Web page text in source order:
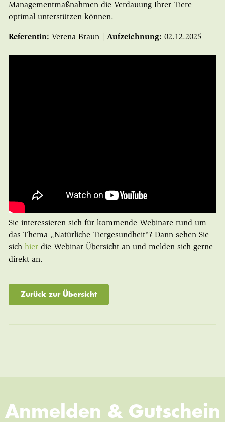
Managementmaßnahmen die Verdauung Ihrer Tiere
optimal unterstützen können.
Referentin: Verena Braun | Aufzeichnung: 02.12.2025
Sie interessieren sich für kommende Webinare rund um
das Thema „Natürliche Tiergesundheit“? Dann sehen Sie
sich hier die Webinar-Übersicht an und melden sich gerne
direkt an.
Zurück zur Übersicht
Anmelden & Gutschein